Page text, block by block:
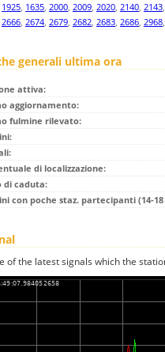
1925, 1635, 2000, 2009, 2020, 2140, 2143
2666, 2674, 2679, 2682, 2683, 2686, 2968
generali ultima ora
attiva:
aggiornamento:
fulmine rilevato:
di localizzazione:
di caduta:
con poche staz. partecipanti (14-
of the latest signals which the